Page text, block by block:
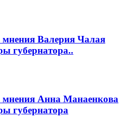
мнения Валерия Чалая
губернатора..
мнения Анна Манаенкова
губернатора